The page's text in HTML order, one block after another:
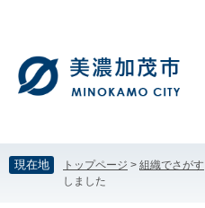
す。
し
て
本
現在地 トップページ > 組織でさがす
しました